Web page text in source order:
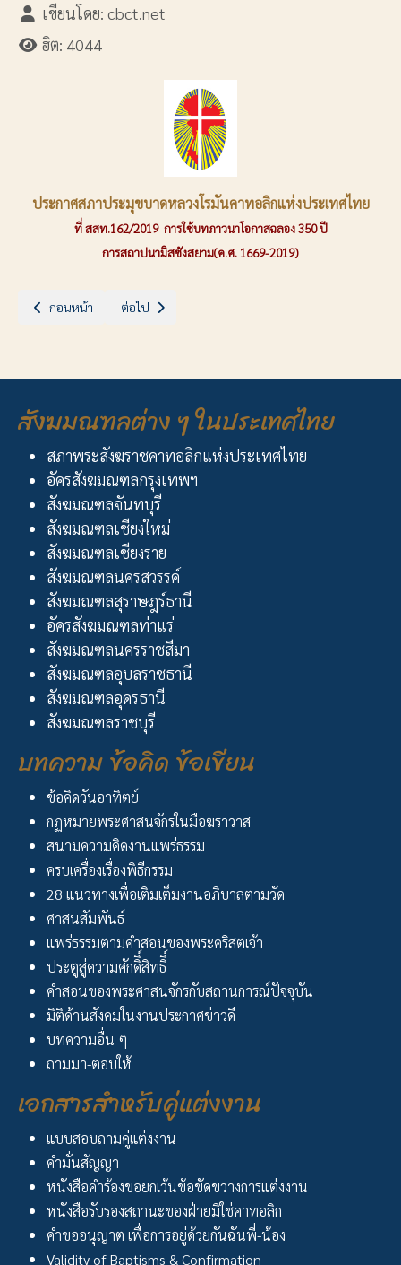
เขียนโดย: cbct.net
ฮิต: 4044
ประกาศสภาประมุขบาดหลวงโรมันคาทอลิกแห่งประเทศไทย
ที่ สสท.162/2019 การใช้บทภาวนาโอกาสฉลอง 350 ปี
การสถาปนามิสซังสยาม(ค.ศ. 1669-2019)
เนื้อหาก่อนหน้า: ประกาศประกาศสภาประมุขบาดหลวงฯ เรื่อง คำสอนเกี่ย
ก่อนหน้า เนื้อหาถัดไป: ขอความอนุเคราะห์ช่วยเหลือผู้ประสบภัย "
ต่อไป
สังฆมณฑลต่าง ๆ ในประเทศไทย
สภาพระสังฆราชคาทอลิกแห่งประเทศไทย
อัครสังฆมณฑลกรุงเทพฯ
สังฆมณฑลจันทบุรี
สังฆมณฑลเชียงใหม่
สังฆมณฑลเชียงราย
สังฆมณฑลนครสวรรค์
สังฆมณฑลสุราษฎร์ธานี
อัครสังฆมณฑลท่าแร่
สังฆมณฑลนครราชสีมา
สังฆมณฑลอุบลราชธานี
สังฆมณฑลอุดรธานี
สังฆมณฑลราชบุรี
บทความ ข้อคิด ข้อเขียน
ข้อคิดวันอาทิตย์
กฏหมายพระศาสนจักรในมือฆราวาส
สนามความคิดงานแพร่ธรรม
ครบเครื่องเรื่องพิธีกรรม
28 แนวทางเพื่อเติมเต็มงานอภิบาลตามวัด
ศาสนสัมพันธ์
แพร่ธรรมตามคำสอนของพระคริสตเจ้า
ประตูสู่ความศักดิิ์สิทธิิ์
คำสอนของพระศาสนจักรกับสถานการณ์ปัจจุบัน
มิติด้านสังคมในงานประกาศข่าวดี
บทความอื่น ๆ
ถามมา-ตอบให้
เอกสารสำหรับคู่แต่งงาน
แบบสอบถามคู่แต่งงาน
คำมั่นสัญญา
หนังสือคำร้องขอยกเว้นข้อขัดขวางการแต่งงาน
หนังสือรับรองสถานะของฝ่ายมิใช่คาทอลิก
คำขออนุญาต เพื่อการอยู่ด้วยกันฉันพี่-น้อง
Validity of Baptisms & Confirmation